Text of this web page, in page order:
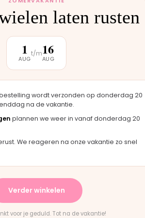
in Moordrecht en het
werd er direct opgezet. Klaar
★★★★★
"Persoonlijk contact,
en eerlijk advies.
laten rusten
1
AUG
t/m16
AUG
wordt verzonden op donderdag 20
na de vakantie.
plannen we weer in vanaf donderdag 20
We reageren na onze vakantie zo snel
Verder winkelen
voor je geduld. Tot na de vakantie!